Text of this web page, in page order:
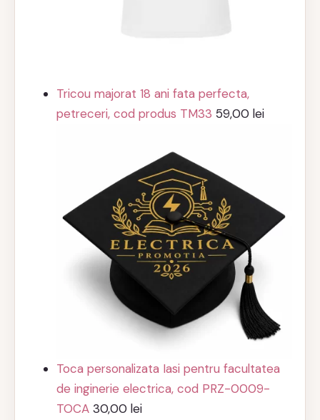
Tricou majorat 18 ani fata perfecta,
petreceri, cod produs TM33 59,00lei
Toca personalizata Iasi pentru facultatea
de inginerie electrica, cod PRZ-0009-
TOCA 30,00lei